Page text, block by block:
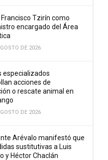
Tzirín como
encargado del Área
DE 2026
especializados
acciones de
o rescate animal en
DE 2026
Arévalo manifestó que
sustitutivas a Luis
y Héctor Chaclán